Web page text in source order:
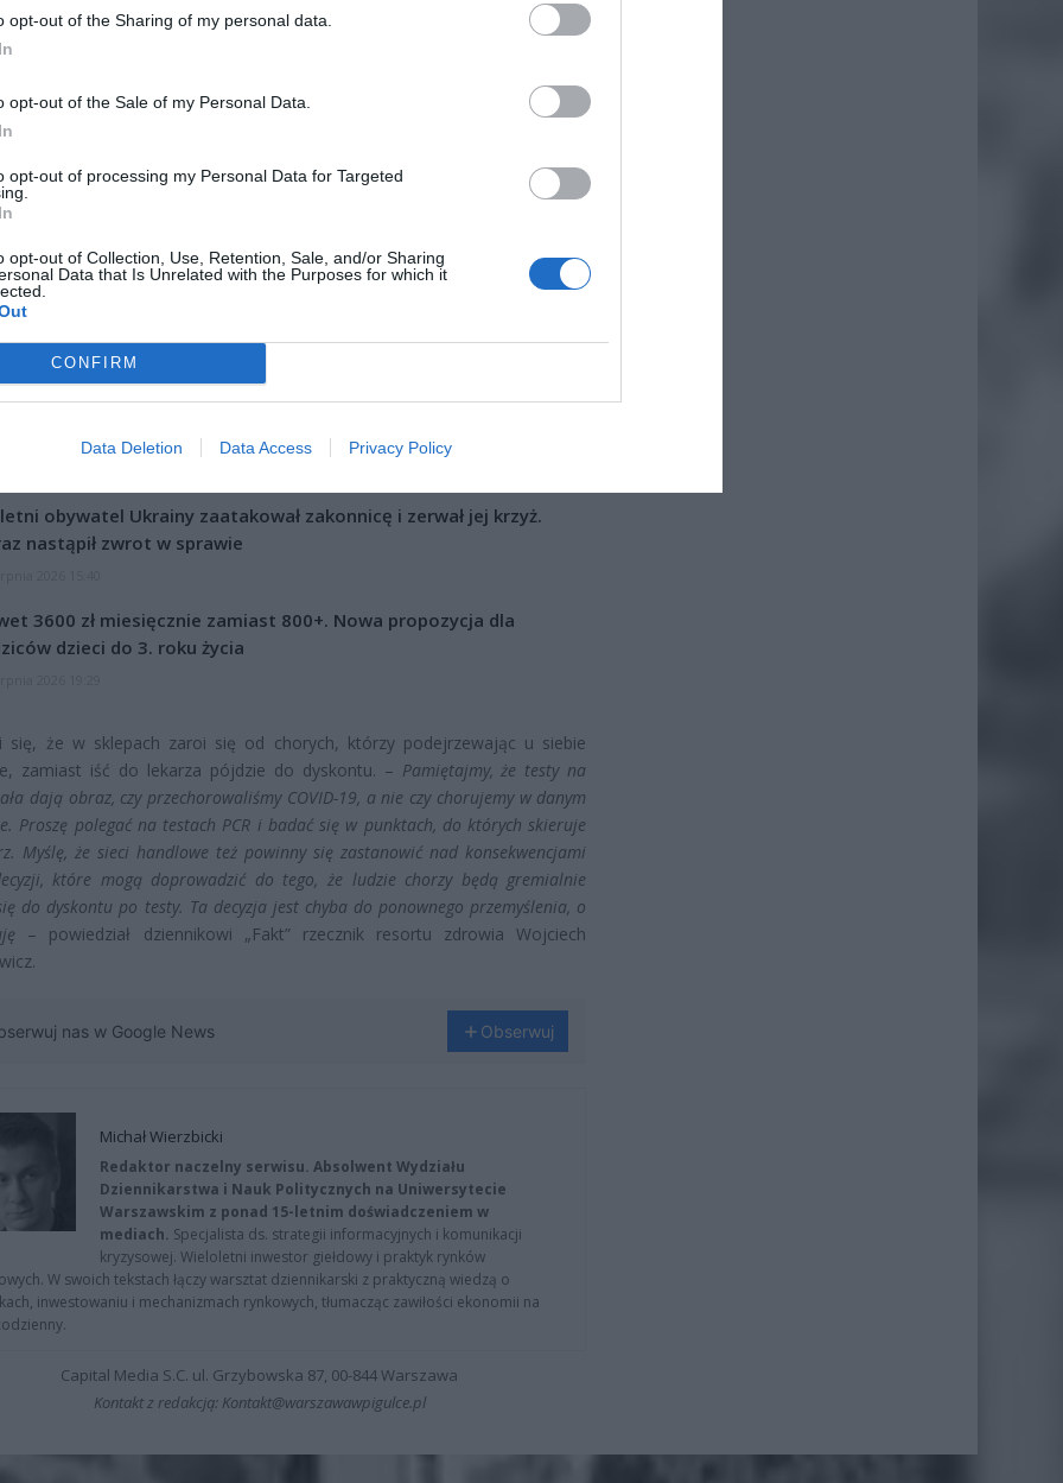
opt-out of the Sharing of my personal data.
opt-out of the Sale of my Personal Data.
opt-out of processing my Personal Data for Targeted
opt-out of Collection, Use, Retention, Sale, and/or Sharing
Data that Is Unrelated with the Purposes for which it
CONFIRM
Data Deletion Data Access Privacy Policy
epidemiolodzy zwracają uwagę, że za pomogą testu nie stwierdzimy czy
ad
obywatel Ukrainy zaatakował zakonnicę i zerwał jej krzyż.
nastąpił zwrot w sprawie
3600 zł miesięcznie zamiast 800+. Nowa propozycja dla
dzieci do 3. roku życia
się, że w sklepach zaroi się od chorych, którzy podejrzewając u siebie
zamiast iść do lekarza pójdzie do dyskontu. – Pamiętajmy, że testy na
dają obraz, czy przechorowaliśmy COVID-19, a nie czy chorujemy w danym
Proszę polegać na testach PCR i badać się w punktach, do których skieruje
Myślę, że sieci handlowe też powinny się zastanowić nad konsekwencjami
które mogą doprowadzić do tego, że ludzie chorzy będą gremialnie
do dyskontu po testy. Ta decyzja jest chyba do ponownego przemyślenia, o
– powiedział dziennikowi „Fakt” rzecznik resortu zdrowia Wojciech
nas w Google News Obserwuj
Michał Wierzbicki
Redaktor naczelny serwisu. Absolwent Wydziału
Dziennikarstwa i Nauk Politycznych na Uniwersytecie
Warszawskim z ponad 15-letnim doświadczeniem w
mediach. Specjalista ds. strategii informacyjnych i komunikacji
kryzysowej. Wieloletni inwestor giełdowy i praktyk rynków
W swoich tekstach łączy warsztat dziennikarski z praktyczną wiedzą o
inwestowaniu i mechanizmach rynkowych, tłumacząc zawiłości ekonomii na
Capital Media S.C. ul. Grzybowska 87, 00-844 Warszawa
Kontakt z redakcją: Kontakt@warszawawpigulce.pl